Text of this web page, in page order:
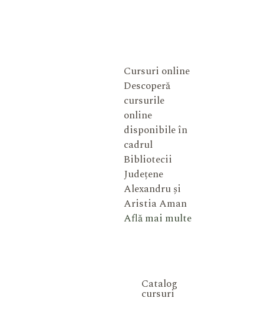
Cursuri online
Descoperă
cursurile
online
disponibile în
cadrul
Bibliotecii
Județene
Alexandru și
Aristia Aman
Află mai multe
Catalog
cursuri